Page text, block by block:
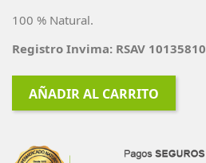
100 % Natural.
Registro Invima: RSAV 10135810
AÑADIR AL CARRITO